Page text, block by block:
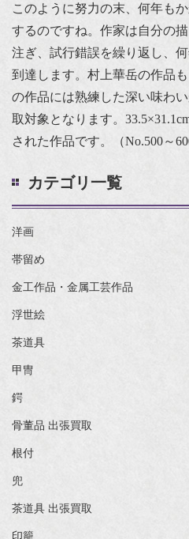
このように努力の末、何年も
するのですね。作家は自分の
注ぎ、試行錯誤を繰り返し、
到達します。村上華岳の作品も
の作品には熟練した深い味わ
取対象となります。
された作品です。（No.500～
カテゴリ一覧
洋画
帯留め
金工作品・金属工芸作品
浮世絵
茶道具
甲冑
鍔
骨董品 出張買取
根付
兜
茶道具 出張買取
印籠